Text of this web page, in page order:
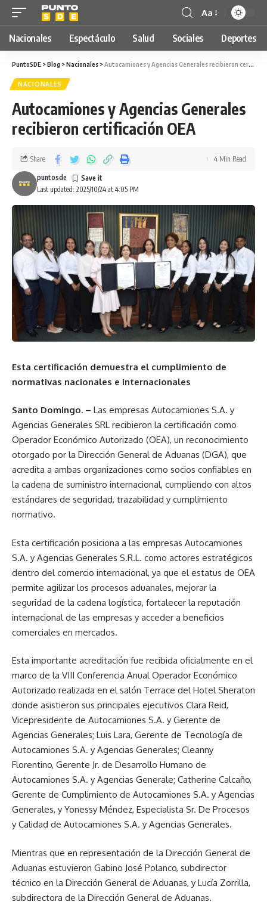
Aa
Nacionales Espectáculo Salud Sociales Deportes
PuntoSDE >Blog >Nacionales >Autocamiones y Agencias Generales recibieron certificación OEA
NACIONALES
Autocamiones y Agencias Generales
recibieron certificación OEA
Last updated: 2025/10/24 at 4:05 PM
puntosde
Share 4 Min Read
Esta certificación demuestra el cumplimiento de
normativas nacionales e internacionales
Santo Domingo. – Las empresas Autocamiones S.A. y
Agencias Generales SRL recibieron la certificación como
Operador Económico Autorizado (OEA), un reconocimiento
otorgado por la Dirección General de Aduanas (DGA), que
acredita a ambas organizaciones como socios confiables en
la cadena de suministro internacional, cumpliendo con altos
estándares de seguridad, trazabilidad y cumplimiento
normativo.
Esta certificación posiciona a las empresas Autocamiones
S.A. y Agencias Generales S.R.L. como actores estratégicos
dentro del comercio internacional, ya que el estatus de OEA
permite agilizar los procesos aduanales, mejorar la
seguridad de la cadena logística, fortalecer la reputación
internacional de las empresas y acceder a beneficios
comerciales en mercados.
Esta importante acreditación fue recibida oficialmente en el
marco de la VIII Conferencia Anual Operador Económico
Autorizado realizada en el salón Terrace del Hotel Sheraton
donde asistieron sus principales ejecutivos Clara Reid,
Vicepresidente de Autocamiones S.A. y Gerente de
Agencias Generales; Luis Lara, Gerente de Tecnología de
Autocamiones S.A. y Agencias Generales; Cleanny
Florentino, Gerente Jr. de Desarrollo Humano de
Autocamiones S.A. y Agencias Generale; Catherine Calcaño,
Gerente de Cumplimiento de Autocamiones S.A. y Agencias
Generales, y Yonessy Méndez, Especialista Sr. De Procesos
y Calidad de Autocamiones S.A. y Agencias Generales.
Mientras que en representación de la Dirección General de
Aduanas estuvieron Gabino José Polanco, subdirector
técnico en la Dirección General de Aduanas, y Lucía Zorrilla,
subdirectora de la Dirección General de Aduanas.